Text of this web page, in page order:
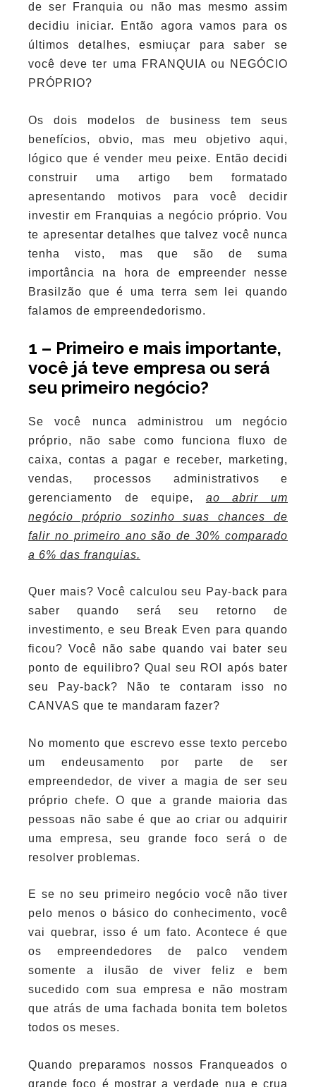
de ser Franquia ou não mas mesmo assim
decidiu iniciar. Então agora vamos para os
últimos detalhes, esmiuçar para saber se
você deve ter uma FRANQUIA ou NEGÓCIO
PRÓPRIO?
Os dois modelos de business tem seus
benefícios, obvio, mas meu objetivo aqui,
lógico que é vender meu peixe. Então decidi
construir uma artigo bem formatado
apresentando motivos para você decidir
investir em Franquias a negócio próprio. Vou
te apresentar detalhes que talvez você nunca
tenha visto, mas que são de suma
importância na hora de empreender nesse
Brasilzão que é uma terra sem lei quando
falamos de empreendedorismo.
1 – Primeiro e mais importante,
você já teve empresa ou será
seu primeiro negócio?
Se você nunca administrou um negócio
próprio, não sabe como funciona fluxo de
caixa, contas a pagar e receber, marketing,
vendas, processos administrativos e
gerenciamento de equipe, ao abrir um
negócio próprio sozinho suas chances de
falir no primeiro ano são de 30% comparado
a 6% das franquias.
Quer mais? Você calculou seu Pay-back para
saber quando será seu retorno de
investimento, e seu Break Even para quando
ficou? Você não sabe quando vai bater seu
ponto de equilibro? Qual seu ROI após bater
seu Pay-back? Não te contaram isso no
CANVAS que te mandaram fazer?
No momento que escrevo esse texto percebo
um endeusamento por parte de ser
empreendedor, de viver a magia de ser seu
próprio chefe. O que a grande maioria das
pessoas não sabe é que ao criar ou adquirir
uma empresa, seu grande foco será o de
resolver problemas.
E se no seu primeiro negócio você não tiver
pelo menos o básico do conhecimento, você
vai quebrar, isso é um fato. Acontece é que
os empreendedores de palco vendem
somente a ilusão de viver feliz e bem
sucedido com sua empresa e não mostram
que atrás de uma fachada bonita tem boletos
todos os meses.
Quando preparamos nossos Franqueados o
grande foco é mostrar a verdade nua e crua